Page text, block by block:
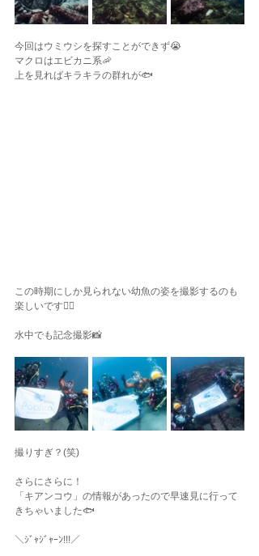
今回はウミウシを探すことができず😭
マクロはエビカニ系🦐
上を見ればキラキラの群れが🐟
この時期にしか見られない幼魚の姿を撮影するのも
楽しいです✌🏾
水中でも記念撮影📸
撮りすぎ？(笑)
さらにさらに！
「キアンコウ」の情報があったので早速見に行って
きちゃいました🐟
＼ｼﾞｬｼﾞｬｰﾝ!!!／